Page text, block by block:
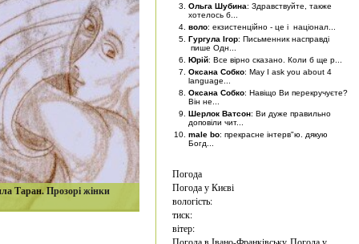
Таран. Прозорі жінки
Ольга Шубина: Здравствуйте, также
хотелось б...
воло: екзистенційно - це і націонал...
Гургула Ігор: Письменник насправді
пише Одн...
Юрій: Все вірно сказано. Коли б ще р...
Оксана Собко: May I ask you about 4
language...
Оксана Собко: Навіщо Ви перекручуєте?
Він не...
Шерлок Ватсон: Ви дуже правильно
доповіли чит...
male bo: прекрасне інтерв"ю. дякую
Богд...
Погода
Погода уКиєві
вологість:
тиск:
вітер: